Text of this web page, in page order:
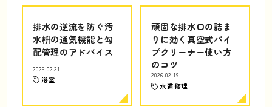
排水の逆流を防ぐ汚
水枡の通気機能と勾
配管理のアドバイス
2026.02.21
浴室
頑固な排水口の詰ま
りに効く真空式パイ
プクリーナー使い方
のコツ
2026.02.19
水道修理